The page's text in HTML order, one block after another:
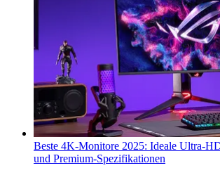
Beste 4K-Monitore 2025: Ideale Ultra-
und Premium-Spezifikationen